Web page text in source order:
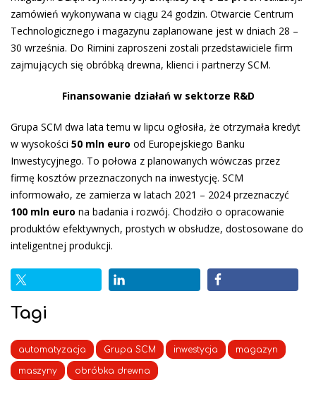
zamówień wykonywana w ciągu 24 godzin. Otwarcie Centrum
Technologicznego i magazynu zaplanowane jest w dniach 28 –
30 września. Do Rimini zaproszeni zostali przedstawiciele firm
zajmujących się obróbką drewna, klienci i partnerzy SCM.
Finansowanie działań w sektorze R&D
Grupa SCM dwa lata temu w lipcu ogłosiła, że otrzymała kredyt
w wysokości 50 mln euro od Europejskiego Banku
Inwestycyjnego. To połowa z planowanych wówczas przez
firmę kosztów przeznaczonych na inwestycję. SCM
informowało, ze zamierza w latach 2021 – 2024 przeznaczyć
100 mln euro na badania i rozwój. Chodziło o opracowanie
produktów efektywnych, prostych w obsłudze, dostosowane do
inteligentnej produkcji.
Tagi
automatyzacja Grupa SCM inwestycja magazyn
maszyny obróbka drewna